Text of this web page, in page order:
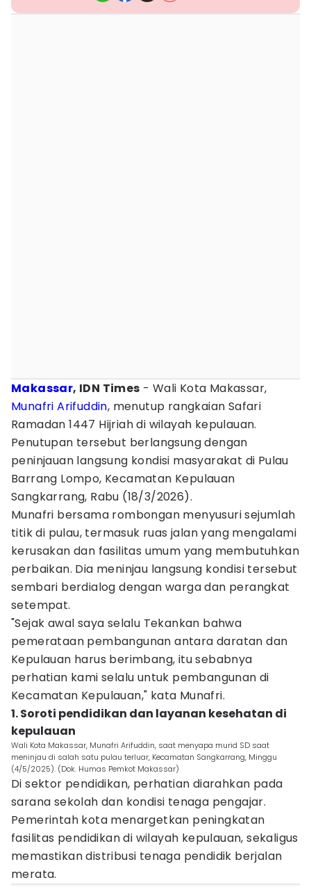
Makassar, IDN Times - Wali Kota Makassar,
Munafri Arifuddin, menutup rangkaian Safari
Ramadan 1447 Hijriah di wilayah kepulauan.
Penutupan tersebut berlangsung dengan
peninjauan langsung kondisi masyarakat di Pulau
Barrang Lompo, Kecamatan Kepulauan
Sangkarrang, Rabu (18/3/2026).
Munafri bersama rombongan menyusuri sejumlah
titik di pulau, termasuk ruas jalan yang mengalami
kerusakan dan fasilitas umum yang membutuhkan
perbaikan. Dia meninjau langsung kondisi tersebut
sembari berdialog dengan warga dan perangkat
setempat.
"Sejak awal saya selalu Tekankan bahwa
pemerataan pembangunan antara daratan dan
Kepulauan harus berimbang, itu sebabnya
perhatian kami selalu untuk pembangunan di
Kecamatan Kepulauan," kata Munafri.
1. Soroti pendidikan dan layanan kesehatan di
kepulauan
Wali Kota Makassar, Munafri Arifuddin, saat menyapa murid SD saat
meninjau di salah satu pulau terluar, Kecamatan Sangkarrang, Minggu
(4/5/2025). (Dok. Humas Pemkot Makassar)
Di sektor pendidikan, perhatian diarahkan pada
sarana sekolah dan kondisi tenaga pengajar.
Pemerintah kota menargetkan peningkatan
fasilitas pendidikan di wilayah kepulauan, sekaligus
memastikan distribusi tenaga pendidik berjalan
merata.